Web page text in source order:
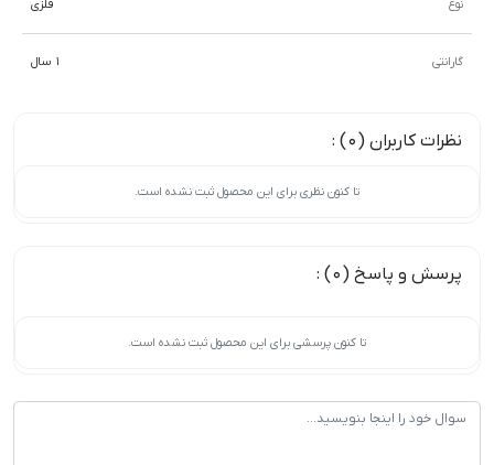
نوع فلزی
گارانتی 1 سال
نظرات کاربران (0) :
تا کنون نظری برای این محصول ثبت نشده است.
پرسش و پاسخ (0) :
تا کنون پرسشی برای این محصول ثبت نشده است.